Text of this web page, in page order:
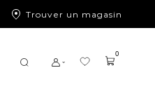
Trouver un magasin
0